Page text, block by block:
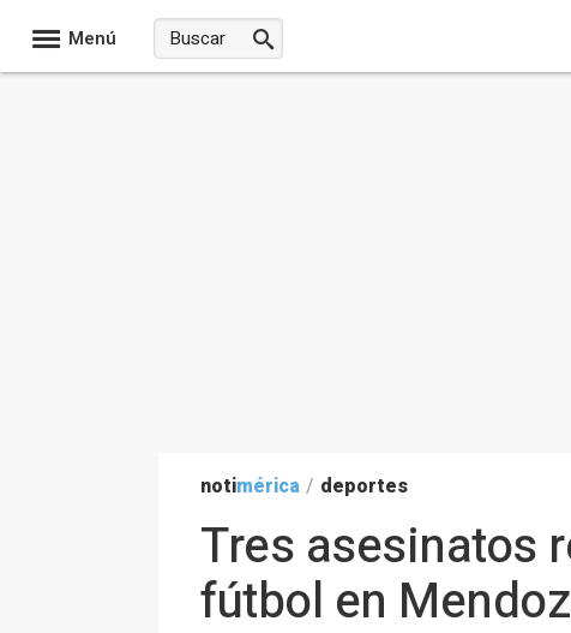
Menú
notimérica / deportes
Tres asesinatos
fútbol en